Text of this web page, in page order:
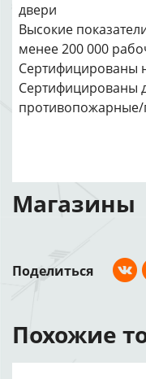
двери
Высокие
менее 200 000
Сертифицированы
Сертифицированы
Магазины
Поделиться
Похожие